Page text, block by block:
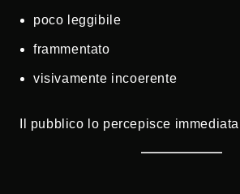
poco leggibile
frammentato
visivamente incoerente
Il pubblico lo percepisce